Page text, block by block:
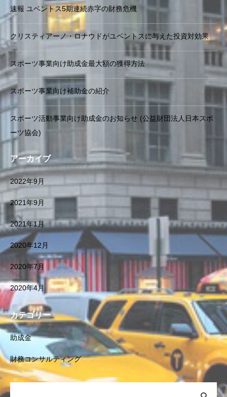
速報 ユベントス5期連続赤字の財務危機
クリスティアーノ・ロナウドがユベントスに与えた投資対効果
スポーツ事業向け助成金最大額の獲得方法
スポーツ事業向け補助金の紹介
スポーツ活動事業向け助成金のお知らせ (公益財団法人日本スポ
ーツ協会)
アーカイブ
2022年9月
2021年9月
2021年1月
2020年12月
2020年7月
2020年4月
カテゴリー
助成金
財務コンサルティング